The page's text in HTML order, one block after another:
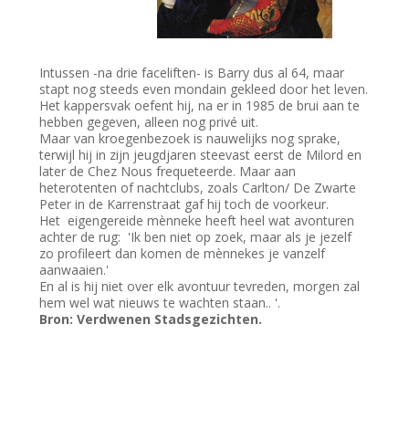
Intussen -na drie faceliften- is Barry dus al 64, maar
stapt nog steeds even mondain gekleed door het leven.
Het kappersvak oefent hij, na er in 1985 de brui aan te
hebben gegeven, alleen nog privé uit.
Maar van kroegenbezoek is nauwelijks nog sprake,
terwijl hij in zijn jeugdjaren steevast eerst de Milord en
later de Chez Nous frequeteerde. Maar aan
heterotenten of nachtclubs, zoals Carlton/ De Zwarte
Peter in de Karrenstraat gaf hij toch de voorkeur.
Het eigengereide mènneke heeft heel wat avonturen
achter de rug: 'Ik ben niet op zoek, maar als je jezelf
zo profileert dan komen de mènnekes je vanzelf
aanwaaien.'
En al is hij niet over elk avontuur tevreden, morgen zal
hem wel wat nieuws te wachten staan.. '.
Bron: Verdwenen Stadsgezichten.